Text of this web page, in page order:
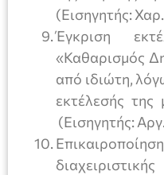
(Εισηγητής:
Έγκριση
«Καθαρισμός
από ιδιώτη,
εκτέλεσής
(Εισηγητής: